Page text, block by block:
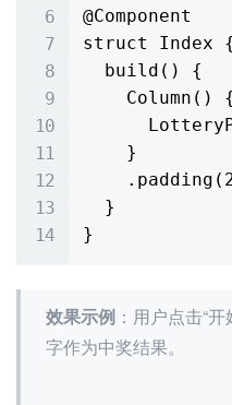
@Component
struct Index {
效果示例 ：用户点击“
字作为中奖结果。
加